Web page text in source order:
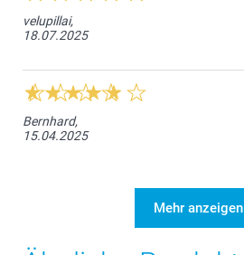
velupillai,
18.07.2025
Bernhard,
15.04.2025
Mehr anzeigen